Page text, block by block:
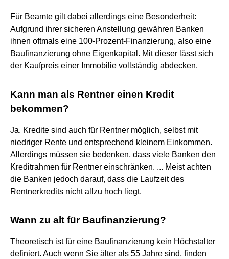
Für Beamte gilt dabei allerdings eine Besonderheit:
Aufgrund ihrer sicheren Anstellung gewähren Banken
ihnen oftmals eine 100-Prozent-Finanzierung, also eine
Baufinanzierung ohne Eigenkapital. Mit dieser lässt sich
der Kaufpreis einer Immobilie vollständig abdecken.
Kann man als Rentner einen Kredit
bekommen?
Ja. Kredite sind auch für Rentner möglich, selbst mit
niedriger Rente und entsprechend kleinem Einkommen.
Allerdings müssen sie bedenken, dass viele Banken den
Kreditrahmen für Rentner einschränken. ... Meist achten
die Banken jedoch darauf, dass die Laufzeit des
Rentnerkredits nicht allzu hoch liegt.
Wann zu alt für Baufinanzierung?
Theoretisch ist für eine Baufinanzierung kein Höchstalter
definiert. Auch wenn Sie älter als 55 Jahre sind, finden